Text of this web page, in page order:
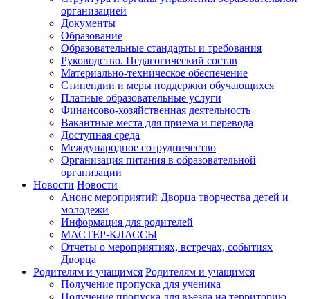
организацией
Документы
Образование
Образовательные стандарты и требования
Руководство. Педагогический состав
Материально-техническое обеспечение
Стипендии и меры поддержки обучающихся
Платные образовательные услуги
Финансово-хозяйственная деятельность
Вакантные места для приема и перевода
Доступная среда
Международное сотрудничество
Организация питания в образовательной
организации
Новости Новости
Анонс мероприятий Дворца творчества детей и
молодежи
Информация для родителей
МАСТЕР-КЛАССЫ
Отчеты о мероприятиях, встречах, событиях
Дворца
Родителям и учащимся Родителям и учащимся
Получение пропуска для ученика
Получение пропуска для въезда на территорию